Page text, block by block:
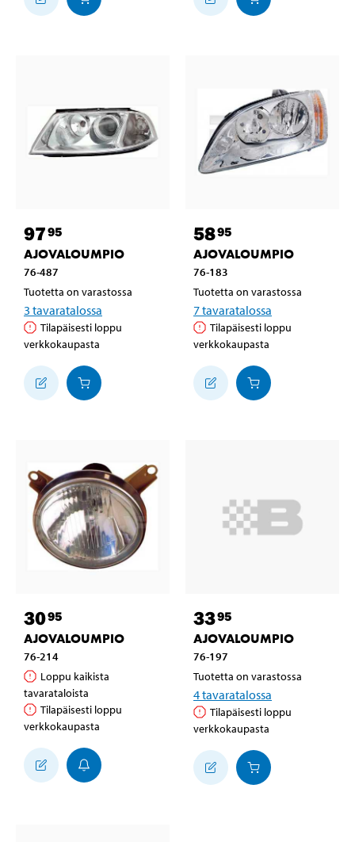
9795
AJOVALOUMPIO
76-487
Tuotetta on varastossa
3 tavaratalossa
Tilapäisesti loppu
verkkokaupasta
5895
AJOVALOUMPIO
76-183
Tuotetta on varastossa
7tavaratalossa
Tilapäisesti loppu
verkkokaupasta
3095
AJOVALOUMPIO
76-214
Loppu kaikista
tavarataloista
Tilapäisesti loppu
verkkokaupasta
3395
AJOVALOUMPIO
76-197
Tuotetta on varastossa
4tavaratalossa
Tilapäisesti loppu
verkkokaupasta